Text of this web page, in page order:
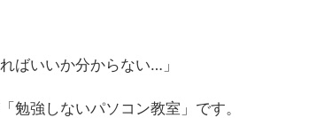
ばいいか分からない…」
勉強しないパソコン教室」です。